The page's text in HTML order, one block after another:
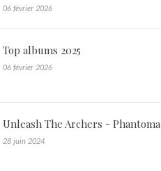
06 février 2026
Top albums 2025
06 février 2026
Unleash The Archers - Phantoma
28 juin 2024